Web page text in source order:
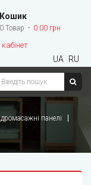
Кошик
0 Товар 0.00 грн
UA RU
панелі